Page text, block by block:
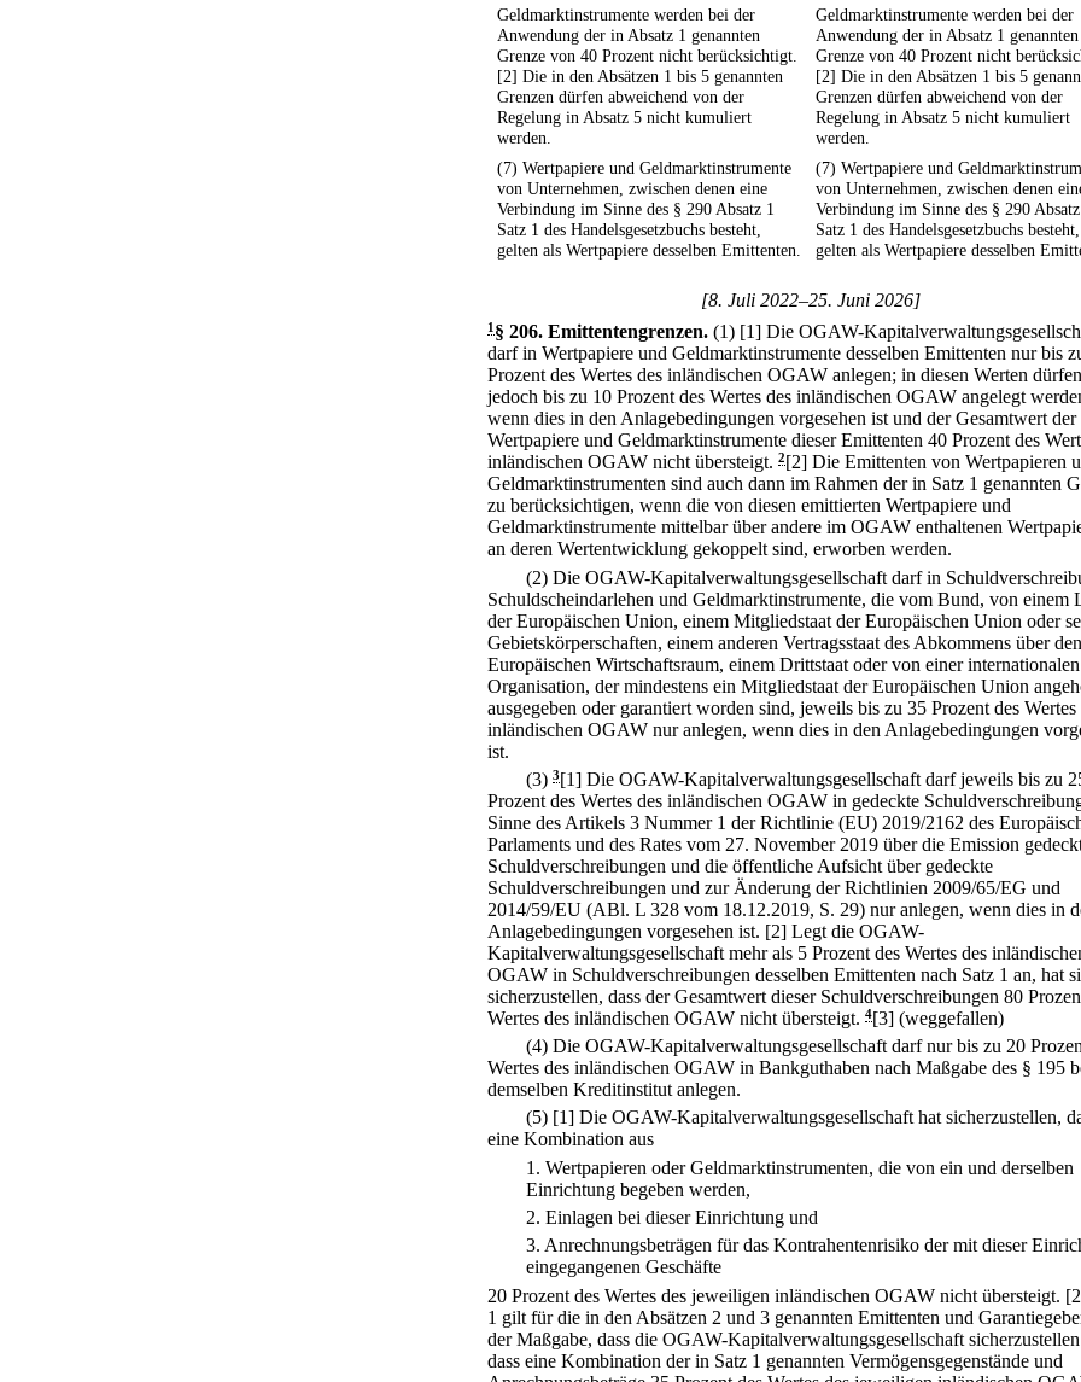
Geldmarktinstrumente werden bei der
Anwendung der in Absatz 1 genannten
Grenze von 40 Prozent nicht berücksichtigt.
[2] Die in den Absätzen 1 bis 5 genannten
Grenzen dürfen abweichend von der
Regelung in Absatz 5 nicht kumuliert
werden.
Geldmarktinstrumente werden bei der
Anwendung der in Absatz 1 genannten
Grenze von 40 Prozent nicht
[2] Die in den Absätzen 1 bis 5
Grenzen dürfen abweichend von der
Regelung in Absatz 5 nicht kumuliert
werden.
(7) Wertpapiere und Geldmarktinstrumente
von Unternehmen, zwischen denen eine
Verbindung im Sinne des § 290 Absatz 1
Satz 1 des Handelsgesetzbuchs besteht,
gelten als Wertpapiere desselben Emittenten.
(7) Wertpapiere und
von Unternehmen, zwischen denen
Verbindung im Sinne des § 290
Satz 1 des Handelsgesetzbuchs besteht,
gelten als Wertpapiere desselben
[8. Juli 2022–25. Juni 2026]
1§ 206. Emittentengrenzen. (1) [1] Die OGAW-
darf in Wertpapiere und Geldmarktinstrumente desselben Emittenten nur bis
Prozent des Wertes des inländischen OGAW anlegen; in diesen Werten dürfen
jedoch bis zu 10 Prozent des Wertes des inländischen OGAW angelegt
wenn dies in den Anlagebedingungen vorgesehen ist und der Gesamtwert der
Wertpapiere und Geldmarktinstrumente dieser Emittenten 40 Prozent des
inländischen OGAW nicht übersteigt. 2[2] Die Emittenten von Wertpapieren
Geldmarktinstrumenten sind auch dann im Rahmen der in Satz 1 genannten
zu berücksichtigen, wenn die von diesen emittierten Wertpapiere und
Geldmarktinstrumente mittelbar über andere im OGAW enthaltenen
an deren Wertentwicklung gekoppelt sind, erworben werden.
(2) Die OGAW-Kapitalverwaltungsgesellschaft darf in
Schuldscheindarlehen und Geldmarktinstrumente, die vom Bund, von einem
der Europäischen Union, einem Mitgliedstaat der Europäischen Union oder
Gebietskörperschaften, einem anderen Vertragsstaat des Abkommens über den
Europäischen Wirtschaftsraum, einem Drittstaat oder von einer internationalen
Organisation, der mindestens ein Mitgliedstaat der Europäischen Union
ausgegeben oder garantiert worden sind, jeweils bis zu 35 Prozent des Wertes
inländischen OGAW nur anlegen, wenn dies in den Anlagebedingungen
ist.
(3) 3[1] Die OGAW-Kapitalverwaltungsgesellschaft darf jeweils bis zu
Prozent des Wertes des inländischen OGAW in gedeckte
Sinne des Artikels 3 Nummer 1 der Richtlinie (EU) 2019/2162 des
Parlaments und des Rates vom 27. November 2019 über die Emission
Schuldverschreibungen und die öffentliche Aufsicht über gedeckte
Schuldverschreibungen und zur Änderung der Richtlinien 2009/65/EG und
2014/59/EU (ABl. L 328 vom 18.12.2019, S. 29) nur anlegen, wenn dies in
Anlagebedingungen vorgesehen ist. [2] Legt die OGAW-
Kapitalverwaltungsgesellschaft mehr als 5 Prozent des Wertes des
OGAW in Schuldverschreibungen desselben Emittenten nach Satz 1 an, hat
sicherzustellen, dass der Gesamtwert dieser Schuldverschreibungen 80
Wertes des inländischen OGAW nicht übersteigt. 4[3] (weggefallen)
(4) Die OGAW-Kapitalverwaltungsgesellschaft darf nur bis zu 20
Wertes des inländischen OGAW in Bankguthaben nach Maßgabe des § 195
demselben Kreditinstitut anlegen.
(5) [1] Die OGAW-Kapitalverwaltungsgesellschaft hat sicherzustellen,
eine Kombination aus
1. Wertpapieren oder Geldmarktinstrumenten, die von ein und derselben
Einrichtung begeben werden,
2. Einlagen bei dieser Einrichtung und
3. Anrechnungsbeträgen für das Kontrahentenrisiko der mit dieser
eingegangenen Geschäfte
20 Prozent des Wertes des jeweiligen inländischen OGAW nicht übersteigt.
1 gilt für die in den Absätzen 2 und 3 genannten Emittenten und
der Maßgabe, dass die OGAW-Kapitalverwaltungsgesellschaft
dass eine Kombination der in Satz 1 genannten Vermögensgegenstände und